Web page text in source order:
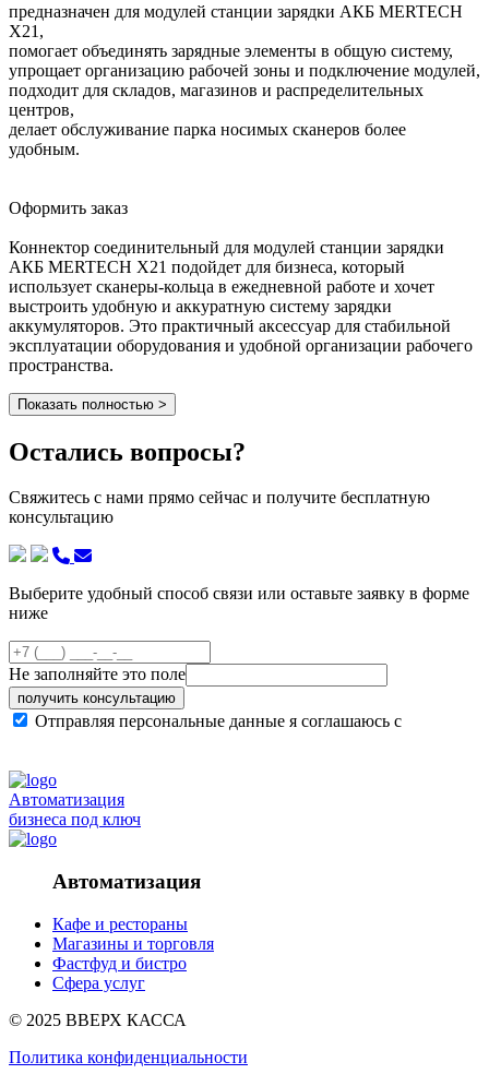
предназначен для модулей станции зарядки АКБ MERTECH
X21,
помогает объединять зарядные элементы в общую систему,
упрощает организацию рабочей зоны и подключение модулей,
подходит для складов, магазинов и распределительных
центров,
делает обслуживание парка носимых сканеров более
удобным.
Оформить заказ
Коннектор соединительный для модулей станции зарядки
АКБ MERTECH X21 подойдет для бизнеса, который
использует сканеры-кольца в ежедневной работе и хочет
выстроить удобную и аккуратную систему зарядки
аккумуляторов. Это практичный аксессуар для стабильной
эксплуатации оборудования и удобной организации рабочего
пространства.
Показать полностью >
Остались вопросы?
Свяжитесь с нами прямо сейчас и получите бесплатную
консультацию
Выберите удобный способ связи или оставьте заявку в форме
ниже
Не заполняйте это поле
получить консультацию
Отправляя персональные данные я соглашаюсь с
Автоматизация
бизнеса под ключ
Автоматизация
Кафе и рестораны
Магазины и торговля
Фастфуд и бистро
Сфера услуг
© 2025 ВВЕРХ КАССА
Политика конфиденциальности